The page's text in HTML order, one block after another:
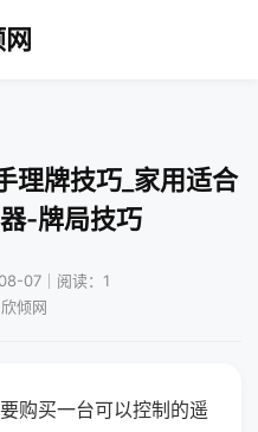
理牌技巧_家用适合
-牌局技巧
07｜阅读：1
倾网
购买一台可以控制的遥